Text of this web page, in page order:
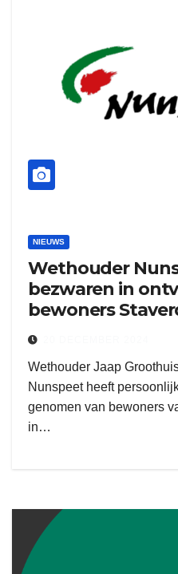
NIEUWS
Wethouder
bezwaren in
bewoners
Elspeet
Wethouder Jaap
Nunspeet heeft
genomen van bewoners
in…